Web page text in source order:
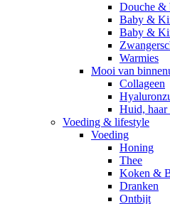
Douche &
Baby &
Baby &
Warmies
Mooi van
Collageen
Huid, haar
Voeding & lifestyle
Voeding
Honing
Thee
Koken &
Dranken
Ontbijt